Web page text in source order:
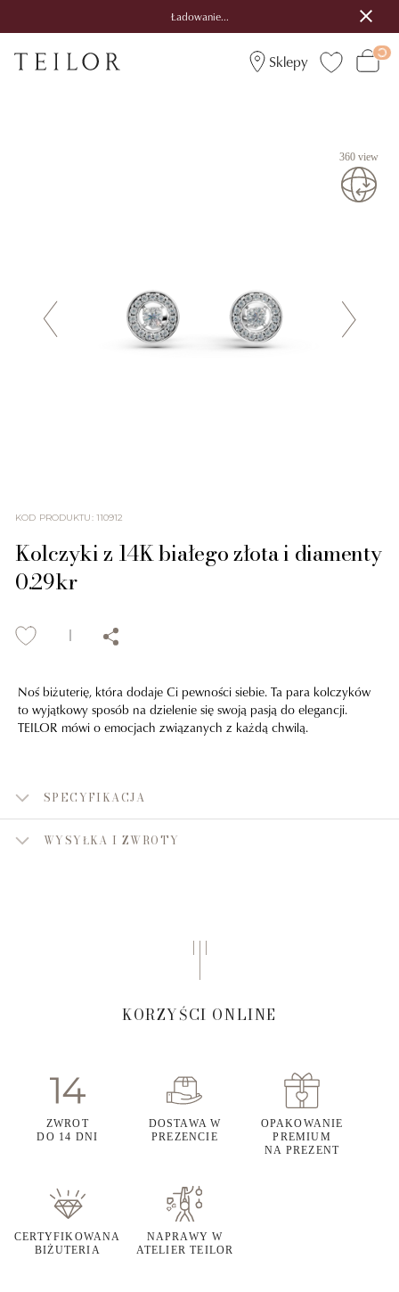
Ładowanie...
Sklepy
360 view
KOD PRODUKTU: 110912
Kolczyki z 14K białego złota i diamenty
0.29kr
Noś biżuterię, która dodaje Ci pewności siebie. Ta para kolczyków
to wyjątkowy sposób na dzielenie się swoją pasją do elegancji.
TEILOR mówi o emocjach związanych z każdą chwilą.
SPECYFIKACJA
WYSYŁKA I ZWROTY
KORZYŚCI ONLINE
ZWROT
DO 14 DNI
DOSTAWA W
PREZENCIE
OPAKOWANIE
PREMIUM
NA PREZENT
CERTYFIKOWANA
BIŻUTERIA
NAPRAWY W
ATELIER TEILOR